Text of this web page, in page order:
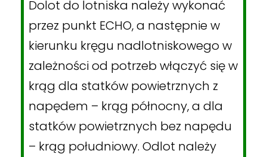
Dolot do lotniska należy wykonać
przez punkt ECHO, a następnie w
kierunku kręgu nadlotniskowego w
zależności od potrzeb włączyć się w
krąg dla statków powietrznych z
napędem – krąg północny, a dla
statków powietrznych bez napędu
– krąg południowy. Odlot należy